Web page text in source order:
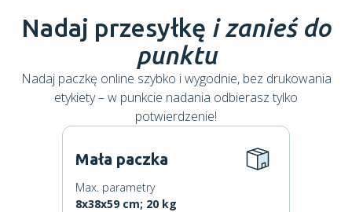
Nadaj przesyłkę i zanieś do
punktu
Nadaj paczkę online szybko i wygodnie, bez drukowania
etykiety – w punkcie nadania odbierasz tylko
potwierdzenie!
Mała paczka
Max. parametry
8x38x59 cm; 20 kg